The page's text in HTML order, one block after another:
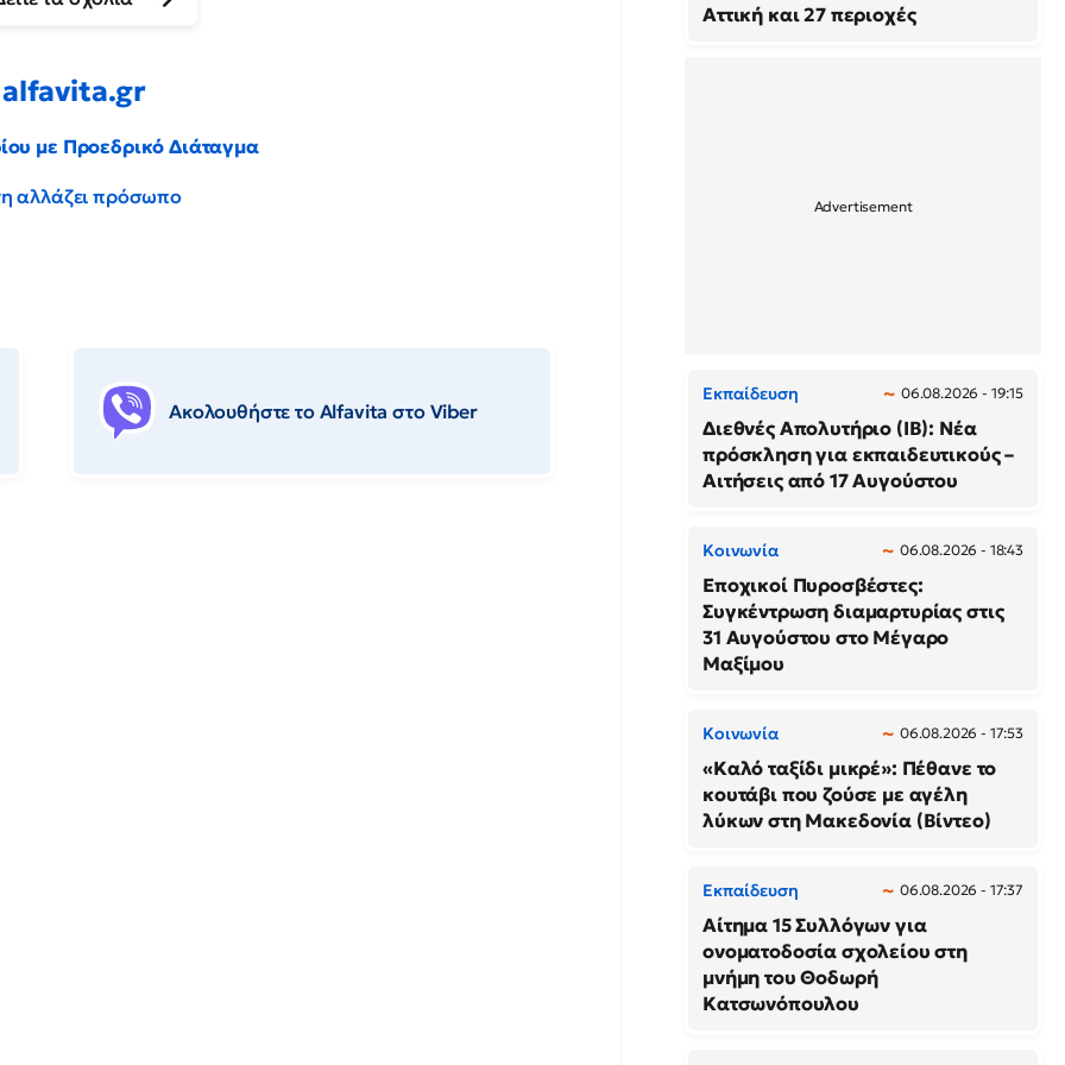
alfavita.gr
με Προεδρικό Διάταγμα
αλλάζει πρόσωπο
Ακολουθήστε το Αlfavita στο Viber
Αττική και 27 περιοχές
Εκπαίδευση 06.08.2026 - 19:15
Διεθνές Απολυτήριο (IB): Νέα
πρόσκληση για εκπαιδευτικούς –
Αιτήσεις από 17 Αυγούστου
Κοινωνία 06.08.2026 - 18:43
Εποχικοί Πυροσβέστες:
Συγκέντρωση διαμαρτυρίας στις
31 Αυγούστου στο Μέγαρο
Μαξίμου
Κοινωνία 06.08.2026 - 17:53
«Καλό ταξίδι μικρέ»: Πέθανε το
κουτάβι που ζούσε με αγέλη
λύκων στη Μακεδονία (Βίντεο)
Εκπαίδευση 06.08.2026 - 17:37
Αίτημα 15 Συλλόγων για
ονοματοδοσία σχολείου στη
μνήμη του Θοδωρή
Κατσωνόπουλου